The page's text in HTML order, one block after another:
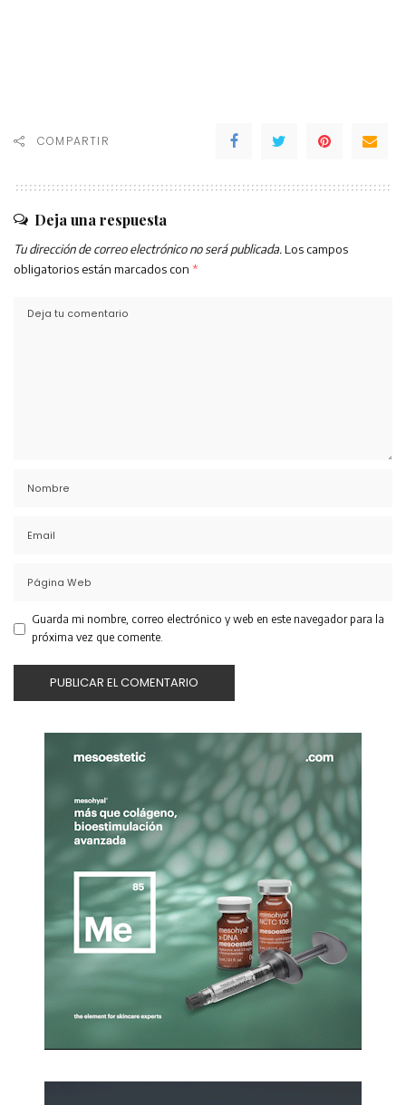
COMPARTIR
Deja una respuesta
Tu dirección de correo electrónico no será publicada. Los campos
obligatorios están marcados con *
Guarda mi nombre, correo electrónico y web en este navegador para la
próxima vez que comente.